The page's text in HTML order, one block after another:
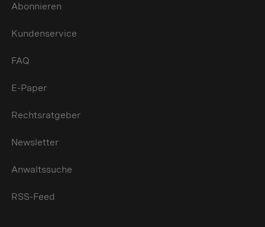
Abonnieren
Kundenservice
FAQ
E-Paper
Rechtsratgeber
Newsletter
Anwaltssuche
RSS-Feed